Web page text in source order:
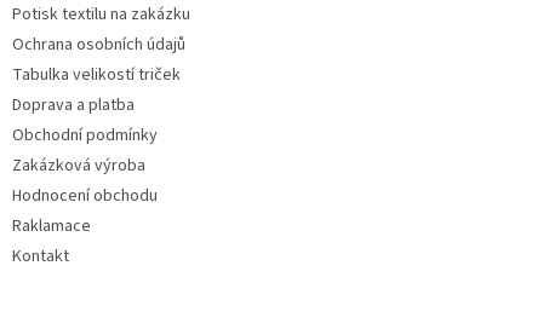
Potisk textilu na zakázku
Ochrana osobních údajů
Tabulka velikostí triček
Doprava a platba
Obchodní podmínky
Zakázková výroba
Hodnocení obchodu
Raklamace
Kontakt